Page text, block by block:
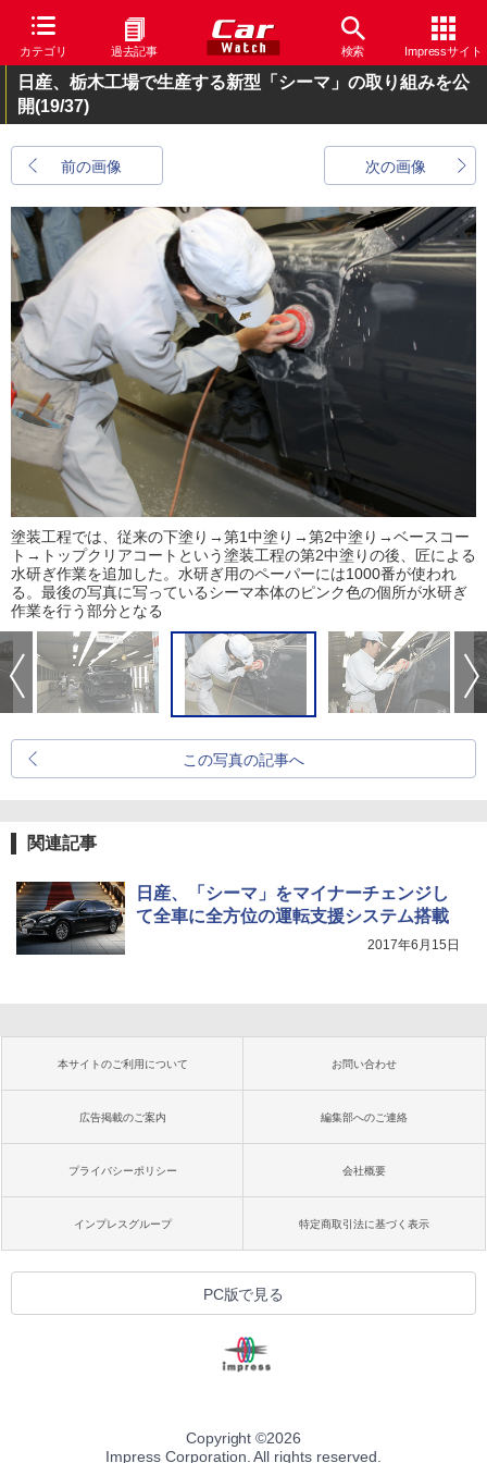
カテゴリ 過去記事 検索 Impressサイト
日産、栃木工場で生産する新型「シーマ」の取り組みを公
開(19/37)
前の画像 次の画像
塗装工程では、従来の下塗り→第1中塗り→第2中塗り→ベースコー
ト→トップクリアコートという塗装工程の第2中塗りの後、匠による
水研ぎ作業を追加した。水研ぎ用のペーパーには1000番が使われ
る。最後の写真に写っているシーマ本体のピンク色の個所が水研ぎ
作業を行う部分となる
この写真の記事へ
関連記事
日産、「シーマ」をマイナーチェンジし
て全車に全方位の運転支援システム搭載
2017年6月15日
本サイトのご利用について お問い合わせ
広告掲載のご案内 編集部へのご連絡
プライバシーポリシー 会社概要
インプレスグループ 特定商取引法に基づく表示
PC版で見る
Copyright ©2026
Impress Corporation. All rights reserved.